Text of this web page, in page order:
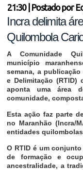
21:30| Postado por
Incra delimita
Quilombola
A Comunidade
município
semana, a
e Delimitação
aponta uma área
comunidade,
Esta ação faz parte
no Maranhão (Incra/
entidades
O RTID é um
de formação e
ancestralidade, a